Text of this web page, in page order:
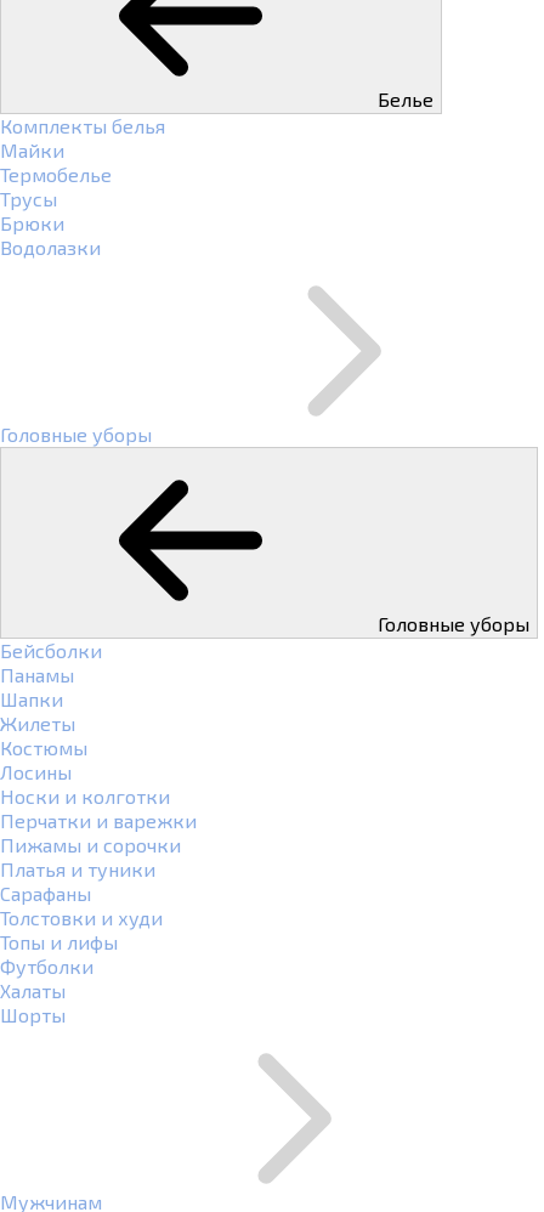
Белье
Комплекты белья
Майки
Термобелье
Трусы
Брюки
Водолазки
Головные уборы
Головные уборы
Бейсболки
Панамы
Шапки
Жилеты
Костюмы
Лосины
Носки и колготки
Перчатки и варежки
Пижамы и сорочки
Платья и туники
Сарафаны
Толстовки и худи
Топы и лифы
Футболки
Халаты
Шорты
Мужчинам